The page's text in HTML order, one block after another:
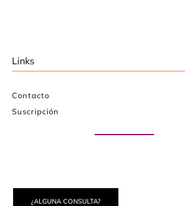
Links
Contacto
Suscripción
¿ALGUNA CONSULTA?